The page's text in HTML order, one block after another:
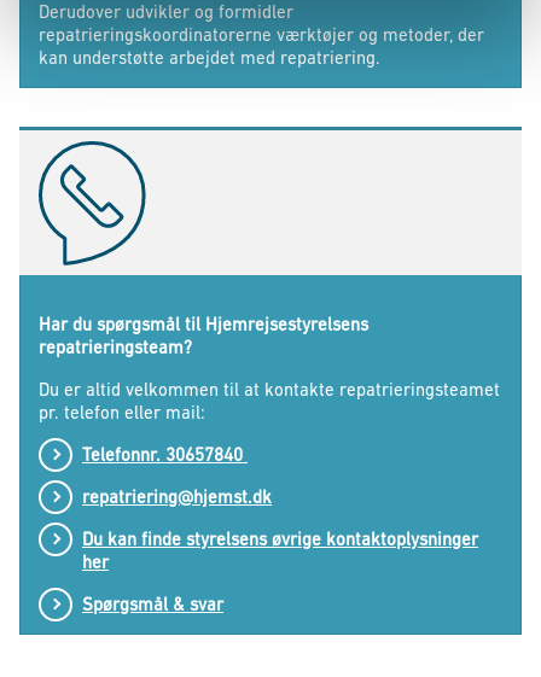
Derudover udvikler og formidler
repatrieringskoordinatorerne værktøjer og metoder, der
kan understøtte arbejdet med repatriering.
Har du spørgsmål til Hjemrejsestyrelsens
repatrieringsteam?
Du er altid velkommen til at kontakte repatrieringsteamet
pr. telefon eller mail:
Telefonnr. 30657840
repatriering@hjemst.dk
Du kan finde styrelsens øvrige kontaktoplysninger
her
Spørgsmål & svar